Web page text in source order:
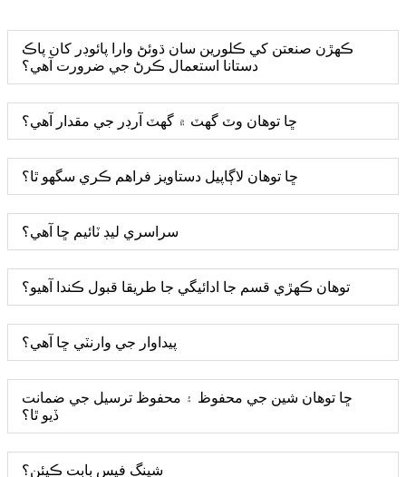
ڪهڙن صنعتن کي ڪلورين سان ڌوئڻ وارا پائوڊر کان پاڪ
دستانا استعمال ڪرڻ جي ضرورت آهي؟
ڇا توهان وٽ گهٽ ۾ گهٽ آرڊر جي مقدار آهي؟
ڇا توهان لاڳاپيل دستاويز فراهم ڪري سگهو ٿا؟
سراسري ليڊ ٽائيم ڇا آهي؟
توهان ڪهڙي قسم جا ادائيگي جا طريقا قبول ڪندا آهيو؟
پيداوار جي وارنٽي ڇا آهي؟
ڇا توهان شين جي محفوظ ۽ محفوظ ترسيل جي ضمانت
ڏيو ٿا؟
شپنگ فيس بابت ڪيئن؟